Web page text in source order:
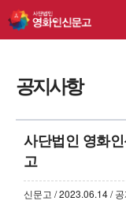
공지사항
사단법인 영화
고
신문고 / 2023.06.14 /